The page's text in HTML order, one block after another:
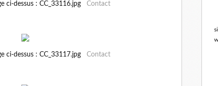
ci-dessus : CC_33116.jpg Contact
ci-dessus : CC_33117.jpg Contact